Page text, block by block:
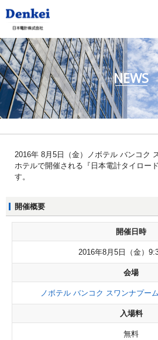
ニュースリリース
企業情報
展示会・セミナー情報
English
NEWS
2016年 8月5日（金）ノボテル バンコク
ホテルで開催される『日本電計タイロー
す。
開催概要
開催日時
2016年8月5日（金）
会場
ノボテル バンコク スワンナプー
入場料
無料